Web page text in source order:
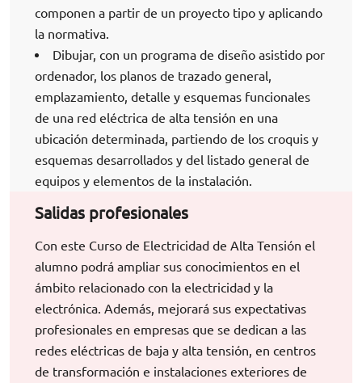
componen a partir de un proyecto tipo y aplicando
la normativa.
Dibujar, con un programa de diseño asistido por
ordenador, los planos de trazado general,
emplazamiento, detalle y esquemas funcionales
de una red eléctrica de alta tensión en una
ubicación determinada, partiendo de los croquis y
esquemas desarrollados y del listado general de
equipos y elementos de la instalación.
Salidas profesionales
Con este Curso de Electricidad de Alta Tensión el
alumno podrá ampliar sus conocimientos en el
ámbito relacionado con la electricidad y la
electrónica. Además, mejorará sus expectativas
profesionales en empresas que se dedican a las
redes eléctricas de baja y alta tensión, en centros
de transformación e instalaciones exteriores de